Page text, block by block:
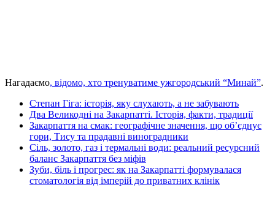
Нагадаємо, відомо, хто тренуватиме ужгородський “Минай”.
Степан Гіга: історія, яку слухають, а не забувають
Два Великодні на Закарпатті. Історія, факти, традиції
Закарпаття на смак: географічне значення, що об’єднує
гори, Тису та прадавні виноградники
Сіль, золото, газ і термальні води: реальний ресурсний
баланс Закарпаття без міфів
Зуби, біль і прогрес: як на Закарпатті формувалася
стоматологія від імперій до приватних клінік